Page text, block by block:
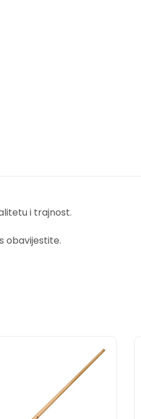
i trajnost.
obavijestite.